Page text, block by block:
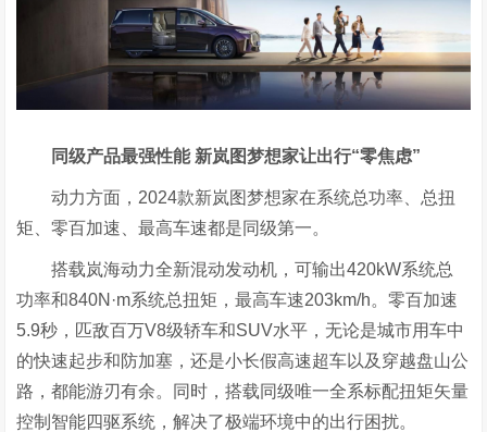
同级产品最强性能 新岚图梦想家让出行“零焦虑”
动力方面，2024款新岚图梦想家在系统总功率、总扭
矩、零百加速、最高车速都是同级第一。
搭载岚海动力全新混动发动机，可输出420kW系统总
功率和840N·m系统总扭矩，最高车速203km/h。零百加速
5.9秒，匹敌百万V8级轿车和SUV水平，无论是城市用车中
的快速起步和防加塞，还是小长假高速超车以及穿越盘山公
路，都能游刃有余。同时，搭载同级唯一全系标配扭矩矢量
控制智能四驱系统，解决了极端环境中的出行困扰。